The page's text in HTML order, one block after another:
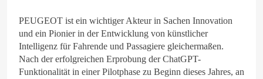
PEUGEOT ist ein wichtiger Akteur in Sachen Innovation
und ein Pionier in der Entwicklung von künstlicher
Intelligenz für Fahrende und Passagiere gleichermaßen.
Nach der erfolgreichen Erprobung der ChatGPT-
Funktionalität in einer Pilotphase zu Beginn dieses Jahres, an